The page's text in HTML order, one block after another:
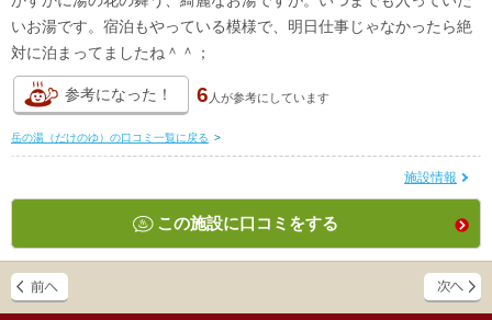
いお湯です。宿泊もやっている模様で、明日仕事じゃなかったら絶
対に泊まってましたね＾＾；
参考になった！ 6 人が参考にしています
岳の湯（だけのゆ）の口コミ一覧に戻る >
施設情報
この施設に口コミをする